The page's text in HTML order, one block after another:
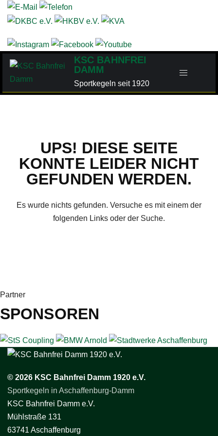
Zum
Inhalt
KSC BAHNFREI
DAMM
Sportkegeln seit 1920
UPS! DIESE SEITE
KONNTE LEIDER NICHT
GEFUNDEN WERDEN.
Es wurde nichts gefunden. Versuche es mit einem der
folgenden Links oder der Suche.
Partner
SPONSOREN
© 2026 KSC Bahnfrei Damm 1920 e.V.
Sportkegeln in Aschaffenburg-Damm
KSC Bahnfrei Damm e.V.
Mühlstraße 131
63741 Aschaffenburg